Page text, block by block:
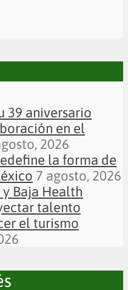
39 aniversario
en el
2026
la forma de
7 agosto, 2026
Baja Health
talento
el turismo